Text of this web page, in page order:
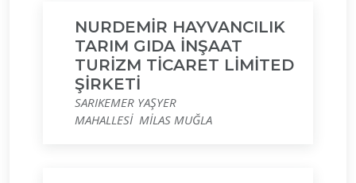
NURDEMİR HAYVANCILIK
TARIM GIDA İNŞAAT
TURİZM TİCARET LİMİTED
ŞİRKETİ
SARIKEMER YAŞYER
MAHALLESİ MİLAS MUĞLA